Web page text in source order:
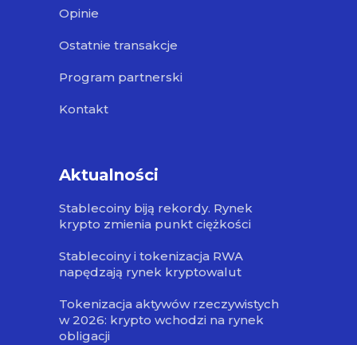
Opinie
Ostatnie transakcje
Program partnerski
Kontakt
Aktualności
Stablecoiny biją rekordy. Rynek
krypto zmienia punkt ciężkości
Stablecoiny i tokenizacja RWA
napędzają rynek kryptowalut
Tokenizacja aktywów rzeczywistych
w 2026: krypto wchodzi na rynek
obligacji